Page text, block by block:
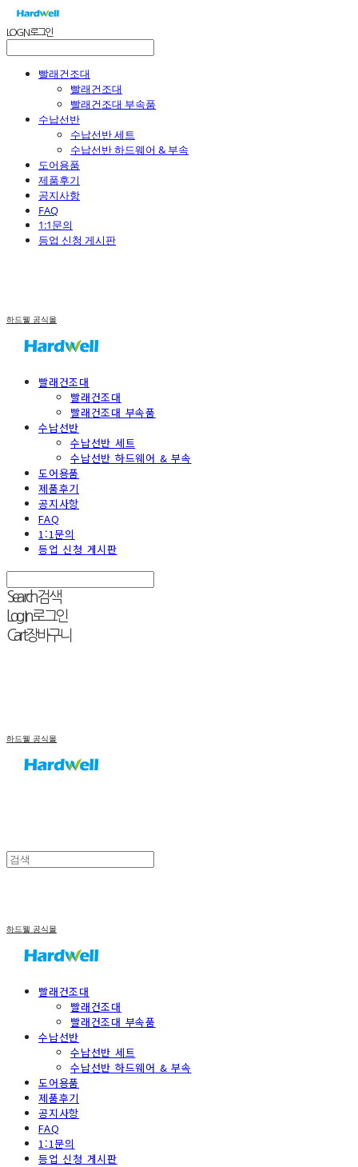
LOG IN로그인
빨래건조대
빨래건조대
빨래건조대 부속품
수납선반
수납선반 세트
수납선반 하드웨어 & 부속
도어용품
제품후기
공지사항
FAQ
1:1문의
등업 신청 게시판
하드웰 공식몰
빨래건조대
빨래건조대
빨래건조대 부속품
수납선반
수납선반 세트
수납선반 하드웨어 & 부속
도어용품
제품후기
공지사항
FAQ
1:1문의
등업 신청 게시판
Search검색
Log In로그인
Cart장바구니
하드웰 공식몰
하드웰 공식몰
빨래건조대
빨래건조대
빨래건조대 부속품
수납선반
수납선반 세트
수납선반 하드웨어 & 부속
도어용품
제품후기
공지사항
FAQ
1:1문의
등업 신청 게시판